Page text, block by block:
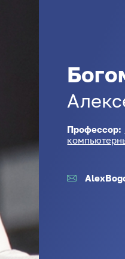
Профессор: